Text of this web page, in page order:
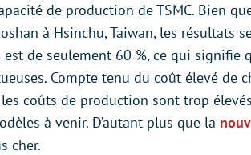
de production de TSMC. Bien
à Hsinchu, Taiwan, les résultats
de seulement 60 %, ce qui signifie
Compte tenu du coût élevé de
les coûts de production sont trop
à venir. D’autant plus que la
cher.